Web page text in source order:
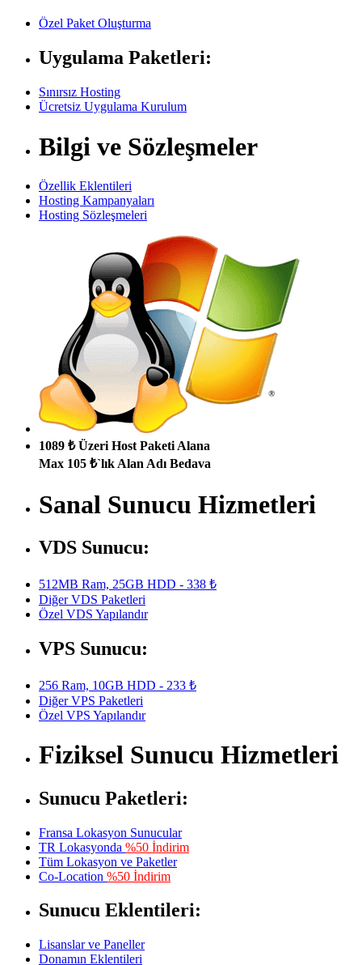
Özel Paket Oluşturma
Uygulama Paketleri:
Sınırsız Hosting
Ücretsiz Uygulama Kurulum
Bilgi ve Sözleşmeler
Özellik Eklentileri
Hosting Kampanyaları
Hosting Sözleşmeleri
1089 ₺ Üzeri Host Paketi Alana
Max 105 ₺`lık Alan Adı Bedava
Sanal Sunucu Hizmetleri
VDS Sunucu:
512MB Ram, 25GB HDD - 338 ₺
Diğer VDS Paketleri
Özel VDS Yapılandır
VPS Sunucu:
256 Ram, 10GB HDD - 233 ₺
Diğer VPS Paketleri
Özel VPS Yapılandır
Fiziksel Sunucu Hizmetleri
Sunucu Paketleri:
Fransa Lokasyon Sunucular
TR Lokasyonda %50 İndirim
Tüm Lokasyon ve Paketler
Co-Location %50 İndirim
Sunucu Eklentileri:
Lisanslar ve Paneller
Donamın Eklentileri